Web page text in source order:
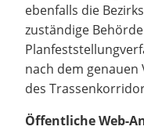
ebenfalls die
zuständige
nach dem
des
Öffentliche Web-